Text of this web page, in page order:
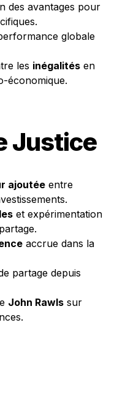
des avantages pour
globale
les inégalités en
économique.
Justice
ajoutée entre
et expérimentation
accrue dans la
partage depuis
John Rawls sur